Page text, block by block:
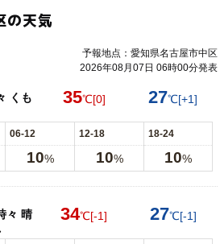
の天気
予報地点：愛知県名古屋市中区
2026年08月07日 06時00分発表
くも
35℃[0] 27℃[+1]
06-12 12-18 18-24
10% 10% 10%
々 晴
34℃[-1] 27℃[-1]